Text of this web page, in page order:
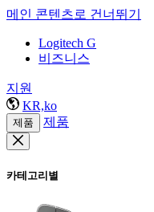
메인 콘텐츠로 건너뛰기
Logitech G
비즈니스
지원
KR,ko
제품 제품
카테고리별